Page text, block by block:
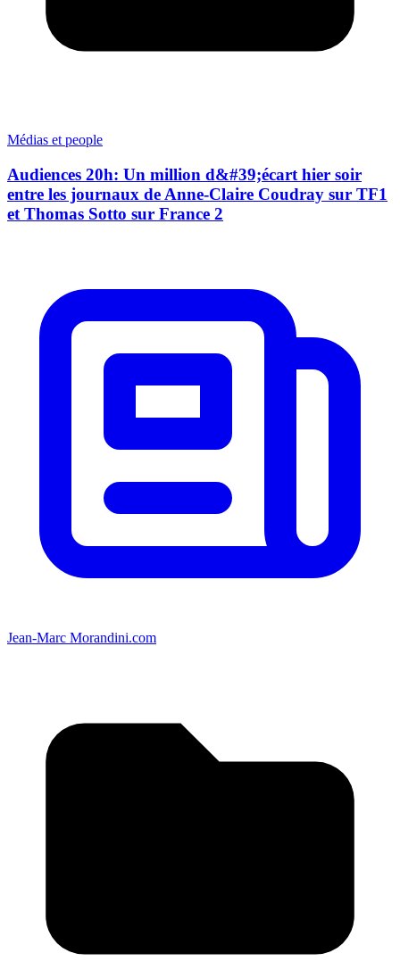
Médias et people
Audiences 20h: Un million d&#39;écart hier soir
entre les journaux de Anne-Claire Coudray sur TF1
et Thomas Sotto sur France 2
Jean-Marc Morandini.com